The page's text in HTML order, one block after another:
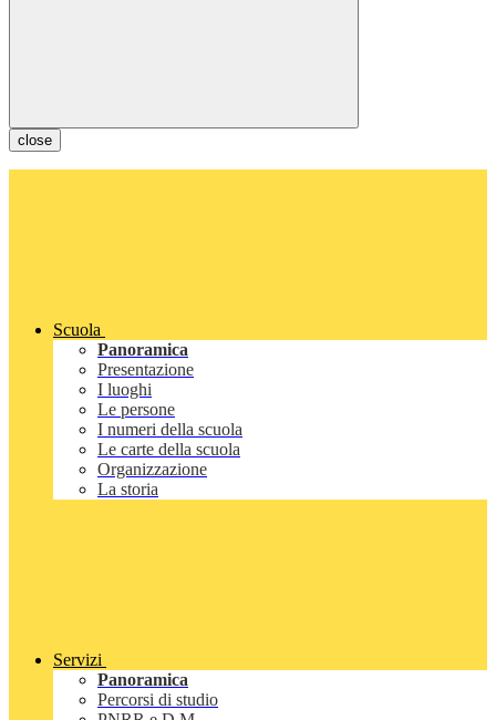
close
Scuola
Panoramica
Presentazione
I luoghi
Le persone
I numeri della scuola
Le carte della scuola
Organizzazione
La storia
Servizi
Panoramica
Percorsi di studio